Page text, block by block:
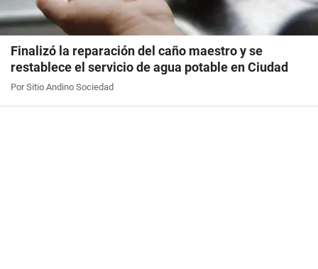
Finalizó la reparación del caño maestro y se
restablece el servicio de agua potable en Ciudad
Por Sitio Andino Sociedad